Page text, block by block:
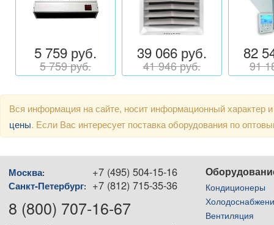
5 759 руб.
5 759 руб.
39 066 руб.
41 946 руб.
82
91
Вся информация на сайте, носит информационный
цены. Если Вас интересует поставка оборудования по
Москва: +7 (495) 504-15-16
Санкт-Петербург: +7 (812) 715-35-36
8 (800) 707-16-67
Кондиционеры
Вентиляция